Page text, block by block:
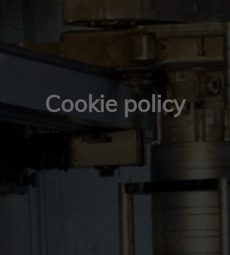
Cookie policy